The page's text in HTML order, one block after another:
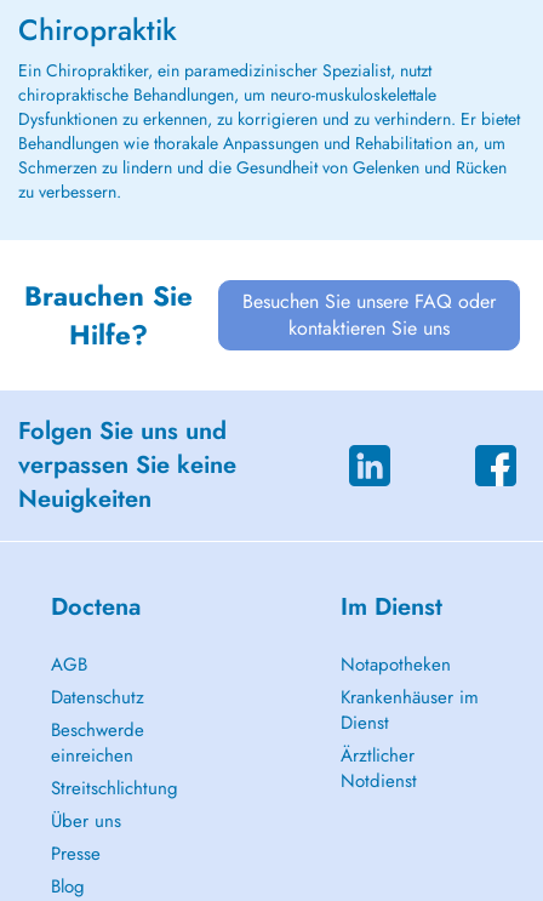
Chiropraktik
Ein Chiropraktiker, ein paramedizinischer Spezialist, nutzt
chiropraktische Behandlungen, um neuro-muskuloskelettale
Dysfunktionen zu erkennen, zu korrigieren und zu verhindern. Er bietet
Behandlungen wie thorakale Anpassungen und Rehabilitation an, um
Schmerzen zu lindern und die Gesundheit von Gelenken und Rücken
zu verbessern.
Brauchen Sie
Hilfe?
Besuchen Sie unsere FAQ oder
kontaktieren Sie uns
Folgen Sie uns und
verpassen Sie keine
Neuigkeiten
Doctena
AGB
Datenschutz
Beschwerde
einreichen
Streitschlichtung
Über uns
Presse
Blog
Im Dienst
Notapotheken
Krankenhäuser im
Dienst
Ärztlicher
Notdienst